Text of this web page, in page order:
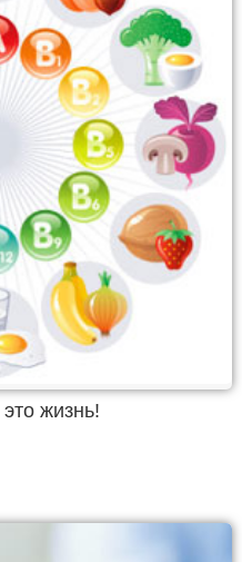
жизнь!